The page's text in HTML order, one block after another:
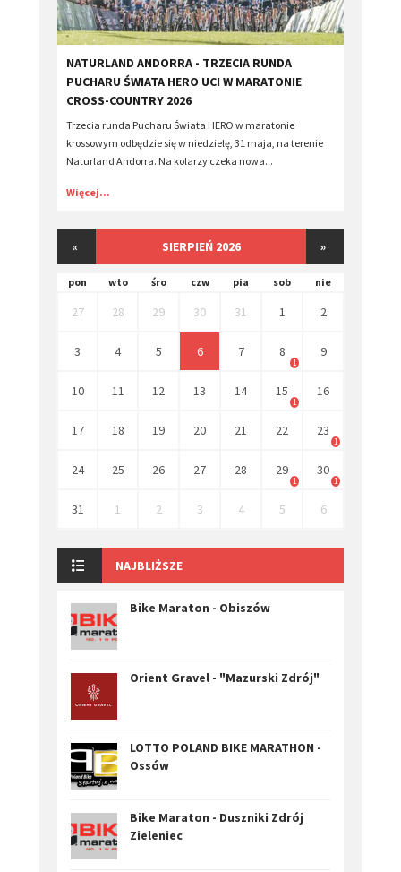
​NATURLAND ANDORRA - TRZECIA RUNDA
PUCHARU ŚWIATA HERO UCI W MARATONIE
CROSS-COUNTRY 2026
Trzecia runda Pucharu Świata HERO w maratonie
krossowym odbędzie się w niedzielę, 31 maja, na terenie
Naturland Andorra. Na kolarzy czeka nowa...
Więcej...
« SIERPIEŃ 2026 »
pon wto śro czw pia sob nie
27 28 29 30 31 1 2
3 4 5 6 7 8
1
9
10 11 12 13 14 15
1
16
17 18 19 20 21 22 23
1
24 25 26 27 28 29
1
30
1
31 1 2 3 4 5 6
NAJBLIŻSZE
Bike Maraton - Obiszów
Orient Gravel - "Mazurski Zdrój"
LOTTO POLAND BIKE MARATHON -
Ossów
Bike Maraton - Duszniki Zdrój
Zieleniec